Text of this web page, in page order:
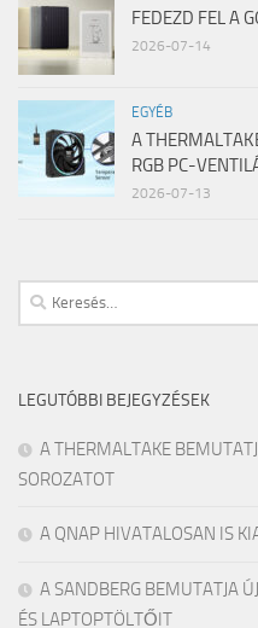
FEDEZD FEL A
2026-07-14
EGYÉB
A
RGB PC-
2026-07-13
Keresés:
LEGUTÓBBI BEJEGYZÉSEK
A THERMALTAKE
SOROZATOT
A QNAP HIVATALOSAN IS
A SANDBERG BEMUTATJA
ÉS LAPTOPTÖLTŐIT